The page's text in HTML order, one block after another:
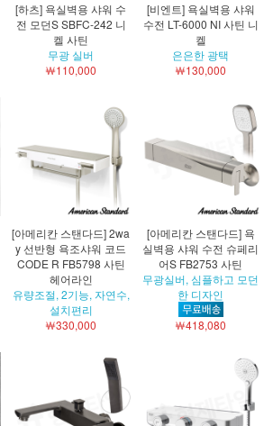
[하츠] 욕실벽용 샤워 수
전 모던S SBFC-242 니
켈 사틴
무광 실버
￦110,000
[비엔트] 욕실벽용 샤워
수전 LT-6000 NI 사틴 니
켈
은은한 광택
￦130,000
[아메리칸 스탠다드] 2wa
y 선반형 욕조샤워 코드
CODE R FB5798 사틴
헤어라인
유량조절, 2기능, 자연수,
설치편리
￦330,000
[아메리칸 스탠다드] 욕
실벽용 샤워 수전 슈페리
어S FB2753 사틴
무광실버, 심플하고 모던
한 디자인
￦418,080